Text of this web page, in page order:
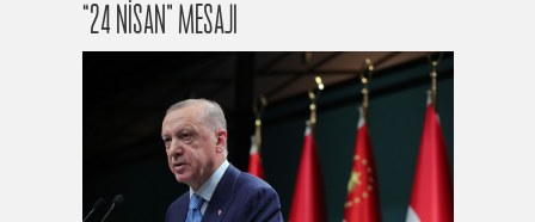
“24 NİSAN” MESAJI